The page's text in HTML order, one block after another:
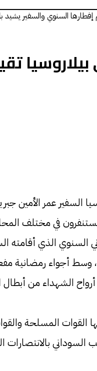
إفطارها السنوي والسفير
بيلاروسيا
السفير عمر الأمين
في مختلف
الذي أقامته
أجواء رمضانية
الشهداء من
القوات المسلحة